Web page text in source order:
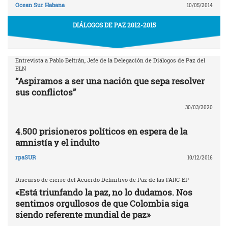
Ocean Sur Habana 10/05/2014
DIÁLOGOS DE PAZ 2012-2015
Entrevista a Pablo Beltrán, Jefe de la Delegación de Diálogos de Paz del
ELN
“Aspiramos a ser una nación que sepa resolver
sus conflictos”
30/03/2020
4.500 prisioneros políticos en espera de la
amnistía y el indulto
rpaSUR 10/12/2016
Discurso de cierre del Acuerdo Definitivo de Paz de las FARC-EP
«Está triunfando la paz, no lo dudamos. Nos
sentimos orgullosos de que Colombia siga
siendo referente mundial de paz»